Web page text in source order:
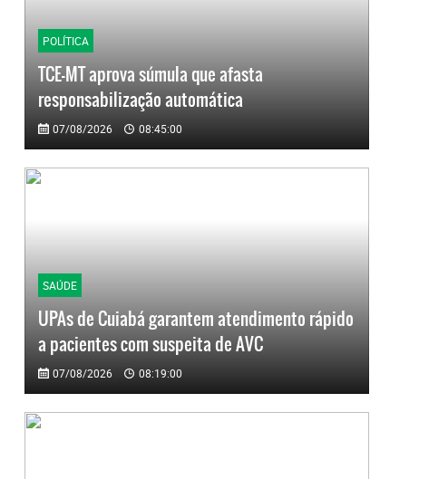
POLÍTICA
TCE-MT aprova súmula que afasta
responsabilização automática
07/08/2026 08:45:00
SAÚDE
UPAs de Cuiabá garantem atendimento rápido
a pacientes com suspeita de AVC
07/08/2026 08:19:00